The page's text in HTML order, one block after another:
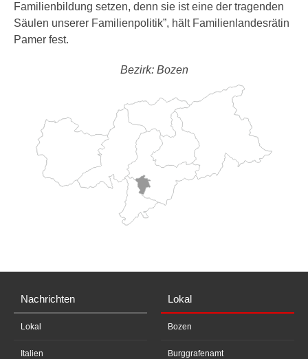
Familienbildung setzen, denn sie ist eine der tragenden
Säulen unserer Familienpolitik”, hält Familienlandesrätin
Pamer fest.
Bezirk: Bozen
Nachrichten
Lokal
Italien
Lokal
Bozen
Burggrafenamt